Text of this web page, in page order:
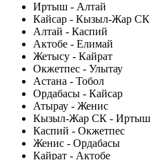
Иртыш - Алтай
Кайсар - Кызыл-Жар СК
Алтай - Каспий
Актобе - Елимай
Жетысу - Кайрат
Окжетпес - Улытау
Астана - Тобол
Ордабасы - Кайсар
Атырау - Женис
Кызыл-Жар СК - Иртыш
Каспий - Окжетпес
Женис - Ордабасы
Кайрат - Актобе